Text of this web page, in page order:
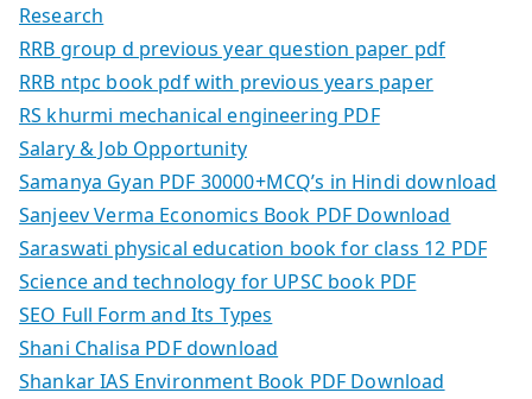
Research
RRB group d previous year question paper pdf
RRB ntpc book pdf with previous years paper
RS khurmi mechanical engineering PDF
Salary & Job Opportunity
Samanya Gyan PDF 30000+MCQ’s in Hindi download
Sanjeev Verma Economics Book PDF Download
Saraswati physical education book for class 12 PDF
Science and technology for UPSC book PDF
SEO Full Form and Its Types
Shani Chalisa PDF download
Shankar IAS Environment Book PDF Download